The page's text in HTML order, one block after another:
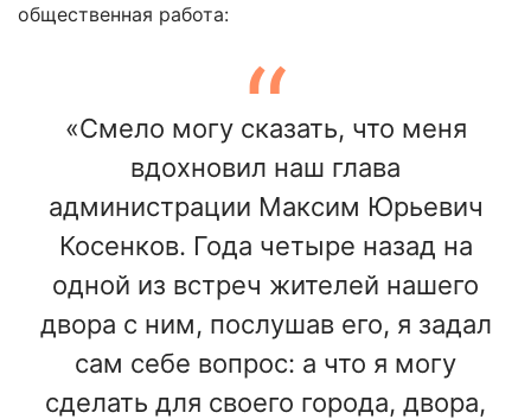
общественная работа:
«Смело могу сказать, что меня
вдохновил наш глава
администрации Максим Юрьевич
Косенков. Года четыре назад на
одной из встреч жителей нашего
двора с ним, послушав его, я задал
сам себе вопрос: а что я могу
сделать для своего города, двора,